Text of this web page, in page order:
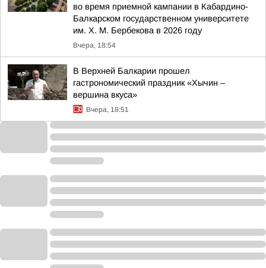
во время приемной кампании в Кабардино-
Балкарском государственном университете
им. Х. М. Бербекова в 2026 году
Вчера, 18:54
В Верхней Балкарии прошел
гастрономический праздник «Хычин –
вершина вкуса»
Вчера, 18:51